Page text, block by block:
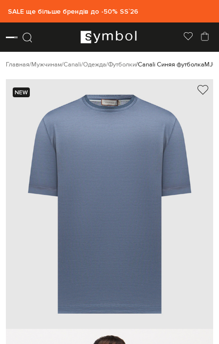
SALE ще більше брендів до -50% SS`26
Главная Мужчинам Canali Одежда Футболки Canali Синяя футболка
NEW